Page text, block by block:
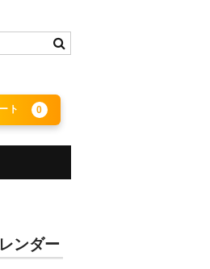
ト 0
ンダー